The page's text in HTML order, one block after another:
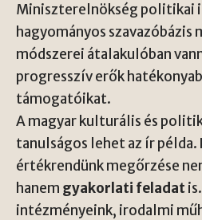
Miniszterelnökség politikai
hagyományos szavazóbázis
módszerei átalakulóban
progresszív erők
támogatóikat.
A magyar kulturális és
tanulságos lehet az ír példa.
értékrendünk megőrzése
hanem gyakorlati feladat
intézményeink, irodalmi